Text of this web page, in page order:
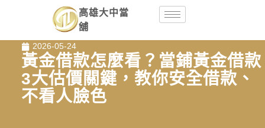
高雄大中當
舖
2026-05-24
黃金借款怎麼看？當鋪黃金借款
3大估價關鍵，教你安全借款、
不看人臉色